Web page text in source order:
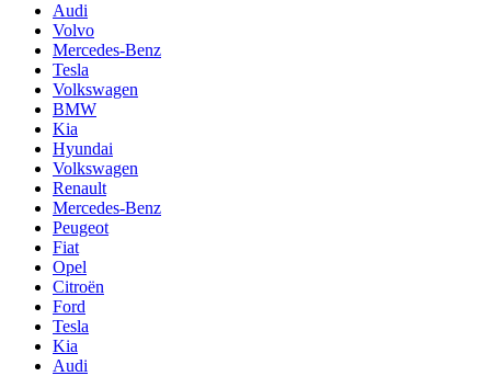
Audi
Volvo
Mercedes-Benz
Tesla
Volkswagen
BMW
Kia
Hyundai
Volkswagen
Renault
Mercedes-Benz
Peugeot
Fiat
Opel
Citroën
Ford
Tesla
Kia
Audi